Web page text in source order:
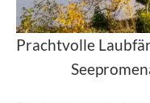
Prachtvolle